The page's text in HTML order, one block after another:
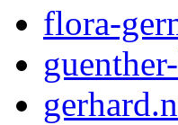
flora-